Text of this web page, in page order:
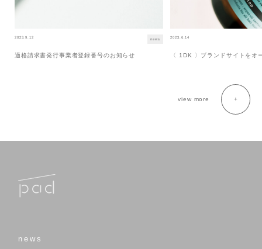
2023.9.12 news
適格請求書発行事業者登録番号のお知らせ
2023.6.14
〈 1DK 〉ブランドサイトをオ
view more
news